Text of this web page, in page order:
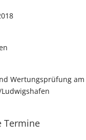
Wertungsprüfung am
Termine